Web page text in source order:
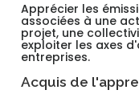
Apprécier les
associées à une
projet, une
exploiter les axes
entreprises.
Acquis de